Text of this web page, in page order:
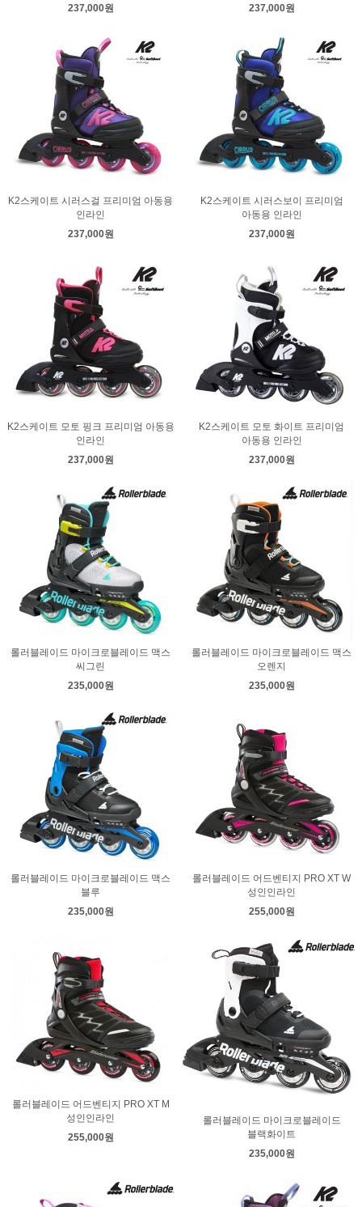
237,000원 237,000원
K2스케이트 시러스걸 프리미엄 아동용
인라인
237,000원
K2스케이트 시러스보이 프리미엄
아동용 인라인
237,000원
K2스케이트 모토 핑크 프리미엄 아동용
인라인
237,000원
K2스케이트 모토 화이트 프리미엄
아동용 인라인
237,000원
롤러블레이드 마이크로블레이드 맥스
씨그린
235,000원
롤러블레이드 마이크로블레이드 맥스
오렌지
235,000원
롤러블레이드 마이크로블레이드 맥스
블루
235,000원
롤러블레이드 어드벤티지 PRO XT W
성인인라인
255,000원
롤러블레이드 어드벤티지 PRO XT M
성인인라인
255,000원
롤러블레이드 마이크로블레이드
블랙화이트
235,000원